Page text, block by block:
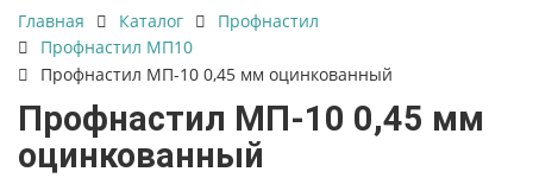
Главная Каталог
Профнастил
Профнастил МП10
Профнастил МП-10 0,45 мм оцинкованный
Профнастил МП-10 0,45 мм
оцинкованный